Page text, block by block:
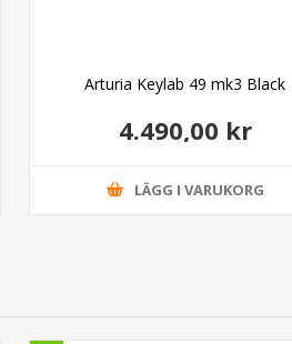
Arturia Keylab 49 mk3 Black
4.490,00 kr
LÄGG I VARUKORG